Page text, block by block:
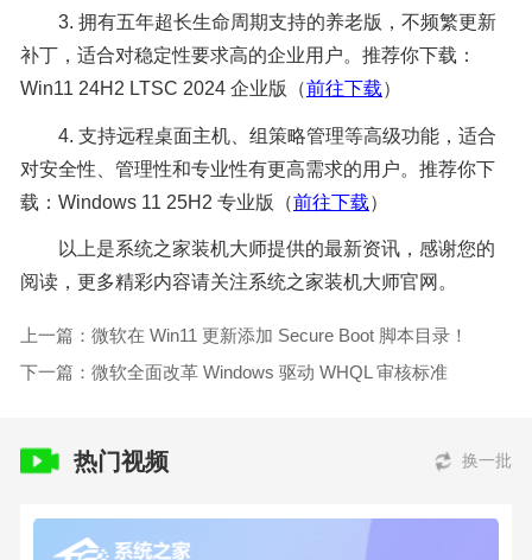
3. 拥有五年超长生命周期支持的养老版，不频繁更新
补丁，适合对稳定性要求高的企业用户。推荐你下载：
Win11 24H2 LTSC 2024 企业版（前往下载）
4. 支持远程桌面主机、组策略管理等高级功能，适合
对安全性、管理性和专业性有更高需求的用户。推荐你下
载：Windows 11 25H2 专业版（前往下载）
以上是系统之家装机大师提供的最新资讯，感谢您的
阅读，更多精彩内容请关注系统之家装机大师官网。
上一篇：微软在 Win11 更新添加 Secure Boot 脚本目录！
下一篇：微软全面改革 Windows 驱动 WHQL 审核标准
热门视频 换一批